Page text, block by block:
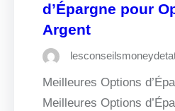
d’Épargne pour
Argent
Meilleures Options
Meilleures Options